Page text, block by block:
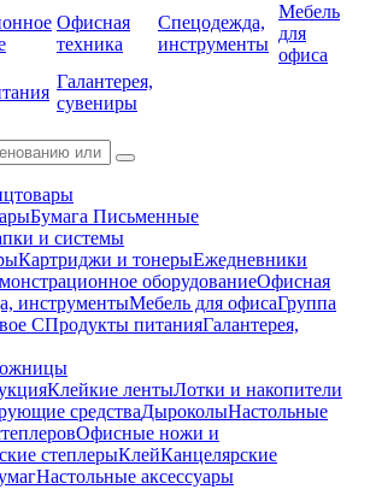
Офисная
техника
Спецодежда,
инструменты
Мебель
для
офиса
Галантерея,
сувениры
Бумага Письменные
и системы
Картриджи и тонерыЕжедневники
оборудованиеОфисная
инструментыМебель для офисаГруппа
СПродукты питанияГалантерея,
Клейкие лентыЛотки и накопители
средстваДыроколыНастольные
Офисные ножи и
степлерыКлейКанцелярские
Настольные аксессуары